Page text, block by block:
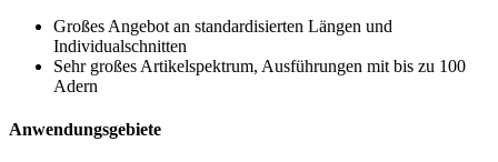
Großes Angebot an standardisierten Längen und
Individualschnitten
Sehr großes Artikelspektrum, Ausführungen mit bis zu 100
Adern
Anwendungsgebiete